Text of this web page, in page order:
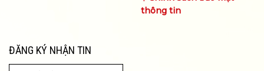
thông tin
ĐĂNG KÝ NHẬN TIN